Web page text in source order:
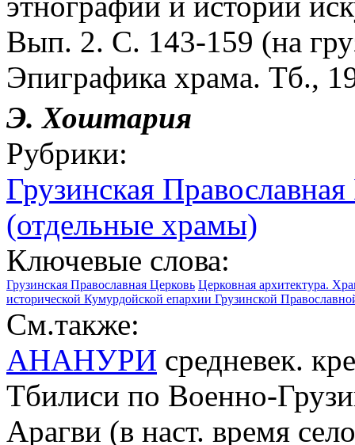
Вып. 2. С. 143-159 (на
Эпиграфика храма. Тб.,
Э. Хоштария
Рубрики:
Грузинская
(отдельные храмы)
Ключевые слова:
Грузинская Православная Церковь Церковная архитектура.
исторической Кумурдойской епархии Грузинской
См.также:
АНАНУРИ средневек.
Тбилиси по Военно-
Арагви (в наст. время